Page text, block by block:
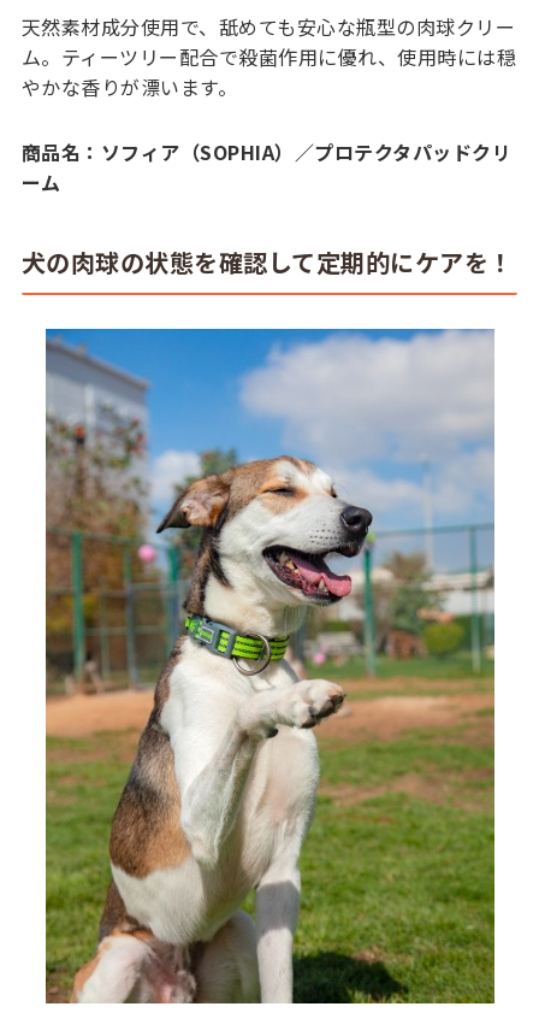
天然素材成分使用で、舐めても安心な瓶型の肉球クリー
ム。ティーツリー配合で殺菌作用に優れ、使用時には穏
やかな香りが漂います。
商品名：ソフィア（SOPHIA）／プロテクタパッドクリ
ーム
犬の肉球の状態を確認して定期的にケアを！